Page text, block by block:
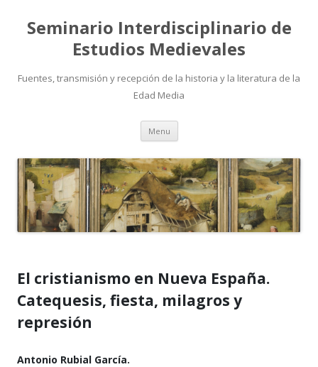
Seminario Interdisciplinario de
Estudios Medievales
Fuentes, transmisión y recepción de la historia y la literatura de la
Edad Media
Menu Skip to content
El cristianismo en Nueva España.
Catequesis, fiesta, milagros y
represión
Antonio Rubial García.